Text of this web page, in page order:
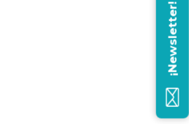
¡Newsletter!